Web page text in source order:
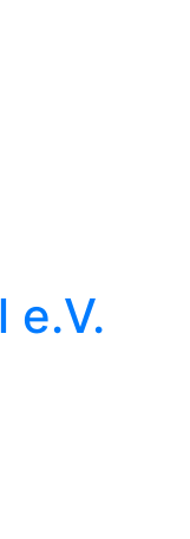
e.V.